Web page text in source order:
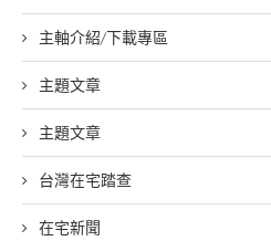
主軸介紹/下載專區
主題文章
主題文章
台灣在宅踏查
在宅新聞